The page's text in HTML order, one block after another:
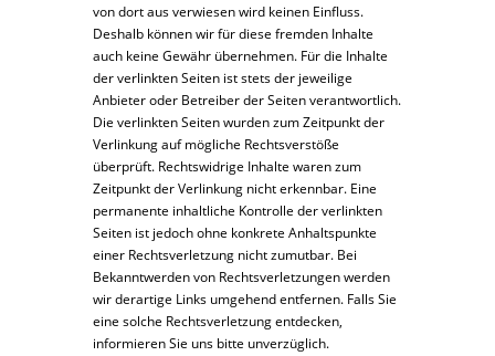
von dort aus verwiesen wird keinen Einfluss.
Deshalb können wir für diese fremden Inhalte
auch keine Gewähr übernehmen. Für die Inhalte
der verlinkten Seiten ist stets der jeweilige
Anbieter oder Betreiber der Seiten verantwortlich.
Die verlinkten Seiten wurden zum Zeitpunkt der
Verlinkung auf mögliche Rechtsverstöße
überprüft. Rechtswidrige Inhalte waren zum
Zeitpunkt der Verlinkung nicht erkennbar. Eine
permanente inhaltliche Kontrolle der verlinkten
Seiten ist jedoch ohne konkrete Anhaltspunkte
einer Rechtsverletzung nicht zumutbar. Bei
Bekanntwerden von Rechtsverletzungen werden
wir derartige Links umgehend entfernen. Falls Sie
eine solche Rechtsverletzung entdecken,
informieren Sie uns bitte unverzüglich.